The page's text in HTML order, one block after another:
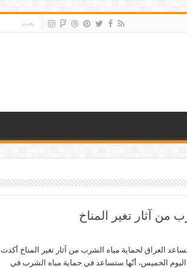
من آثار تغير المناخ
تساعد العراق لحماية مياه الشرب من آثار تغير المناخ أكدت
اليوم الخميس، أنّها ستساعد في حماية مياه الشرب في